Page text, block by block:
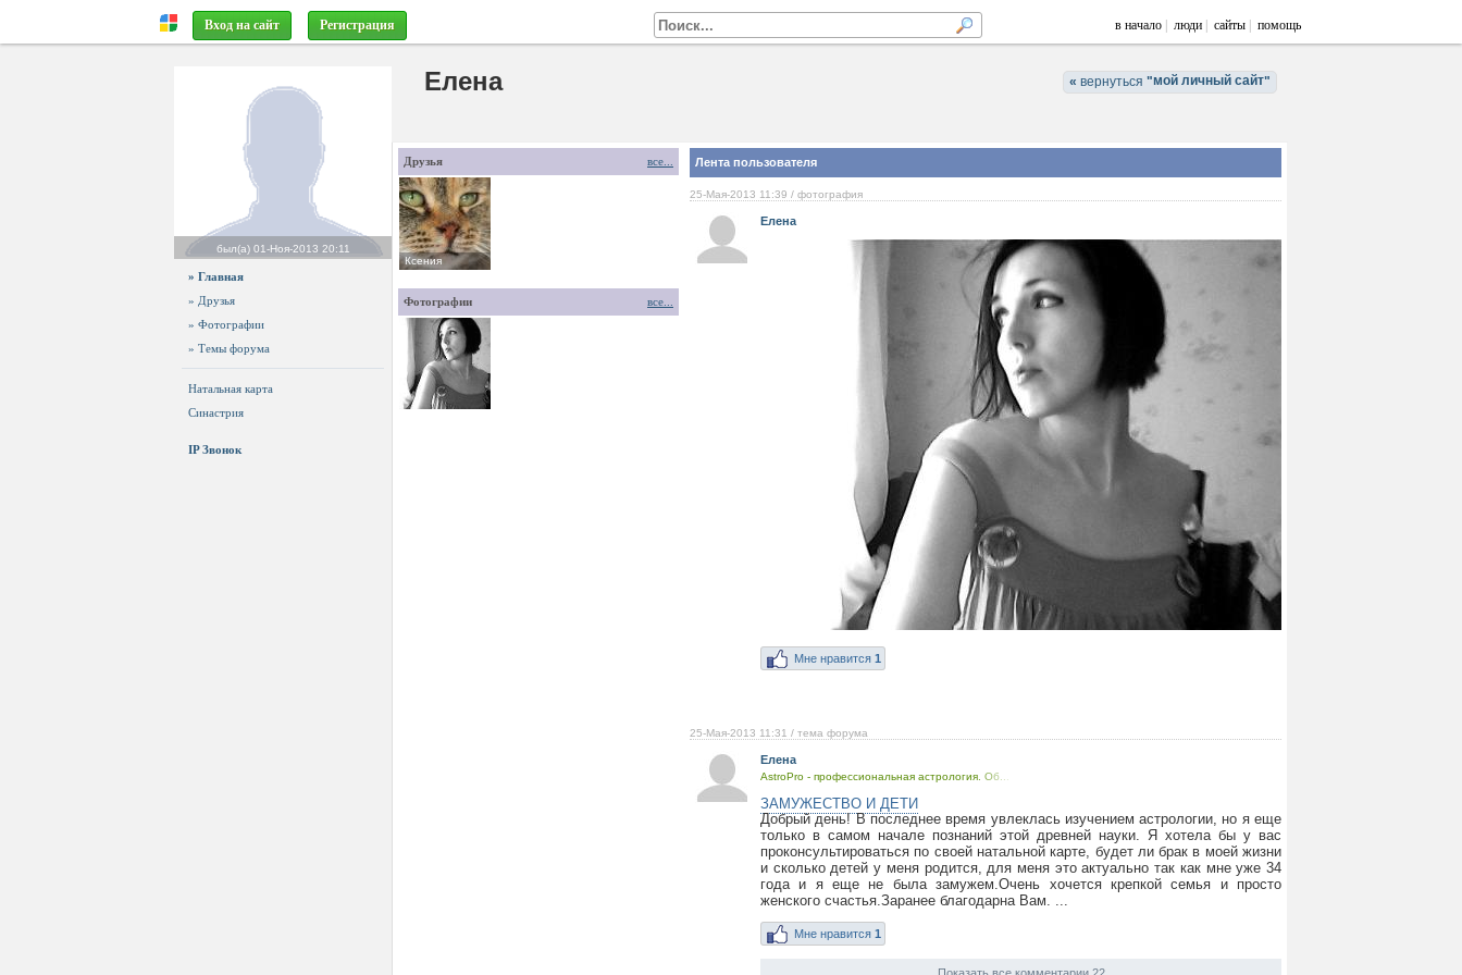
Вход на сайт Регистрация в начало люди сайты помощь
« вернуться "мой личный сайт"
Елена
был(а) 01-Ноя-2013 20:11
» Главная
» Друзья
» Фотографии
» Темы форума
Натальная карта
Синастрия
IP Звонок
все...
Друзья
Ксения
все...
Фотографии
Лента пользователя
25-Мая-2013 11:39 / фотография
Елена
Мне нравится 1
25-Мая-2013 11:31 / тема форума
Елена
AstroPro - профессиональная астрология. Об...
ЗАМУЖЕСТВО И ДЕТИ
Добрый день! В последнее время увлеклась изучением астрологии, но я еще
только в самом начале познаний этой древней науки. Я хотела бы у вас
проконсультироваться по своей натальной карте, будет ли брак в моей жизни
и сколько детей у меня родится, для меня это актуально так как мне уже 34
года и я еще не была замужем.Очень хочется крепкой семья и просто
женского счастья.Заранее благодарна Вам. ...
Мне нравится 1